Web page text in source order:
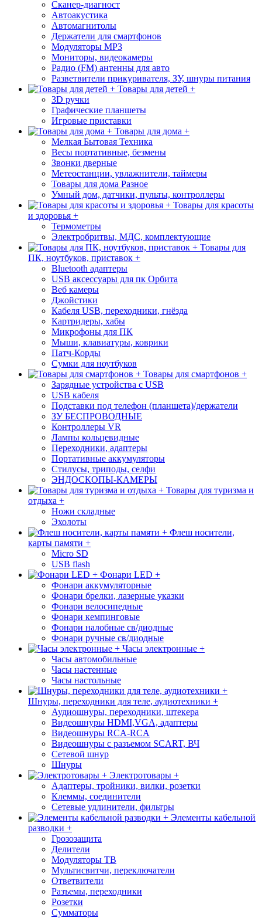
Сканер-диагност
Автоакустика
Автомагнитолы
Держатели для смартфонов
Модуляторы МР3
Мониторы, видеокамеры
Радио (FM) антенны для авто
Разветвители прикуривателя, ЗУ, шнуры питания
Товары для детей +
3D ручки
Графические планшеты
Игровые приставки
Товары для дома +
Мелкая Бытовая Техника
Весы портативные, безмены
Звонки дверные
Метеостанции, увлажнители, таймеры
Товары для дома Разное
Умный дом, датчики, пульты, контроллеры
Товары для красоты
и здоровья +
Термометры
Электробритвы, МДС, комплектующие
Товары для
ПК, ноутбуков, приставок +
Bluetooth адаптеры
USB аксессуары для пк Орбита
Веб камеры
Джойстики
Кабеля USB, переходники, гнёзда
Картридеры, хабы
Микрофоны для ПК
Мыши, клавиатуры, коврики
Патч-Корды
Сумки для ноутбуков
Товары для смартфонов +
Зарядные устройства с USB
USB кабеля
Подставки под телефон (планшета)/держатели
ЗУ БЕСПРОВОДНЫЕ
Контроллеры VR
Лампы кольцевидные
Переходники, адаптеры
Портативные аккумуляторы
Стилусы, триподы, селфи
ЭНДОСКОПЫ-КАМЕРЫ
Товары для туризма и
отдыха +
Ножи складные
Эхолоты
Флеш носители,
карты памяти +
Micro SD
USB flash
Фонари LED +
Фонари аккумуляторные
Фонари брелки, лазерные указки
Фонари велосипедные
Фонари кемпинговые
Фонари налобные св/диодные
Фонари ручные св/диодные
Часы электронные +
Часы автомобильные
Часы настенные
Часы настольные
Шнуры, переходники для теле, аудиотехники +
Аудиошнуры, переходники, штекера
Видеошнуры HDMI,VGA, адаптеры
Видеошнуры RCA-RCA
Видеошнуры с разъемом SCART, ВЧ
Сетевой шнур
Шнуры
Электротовары +
Адаптеры, тройники, вилки, розетки
Клеммы, соединители
Сетевые удлинители, фильтры
Элементы кабельной
разводки +
Грозозащита
Делители
Модуляторы ТВ
Мультисвитчи, переключатели
Ответвители
Разъемы, переходники
Розетки
Сумматоры